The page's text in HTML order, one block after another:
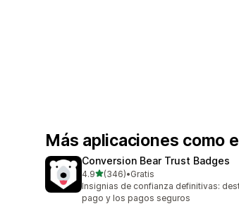
Más aplicaciones como
Conversion Bear Trust Badges
4.9de 5 estrellas
(346)
346 reseñas en total
•Gratis
Insignias de confianza definitivas:
pago y los pagos seguros